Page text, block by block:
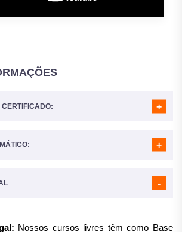
Nossos cursos livres têm como Base